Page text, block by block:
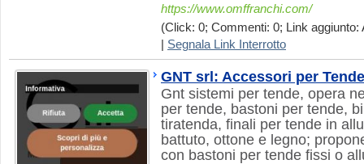
https://www.omffranchi.com/
(Click: 0; Commenti: 0; Link aggiunto:
Segnala Link Interrotto
GNT srl: Accessori per Tende
Gnt sistemi per tende, opera
per tende, bastoni per tende,
tiratenda, finali per tende in
battuto, ottone e legno;
con bastoni per tende fissi o